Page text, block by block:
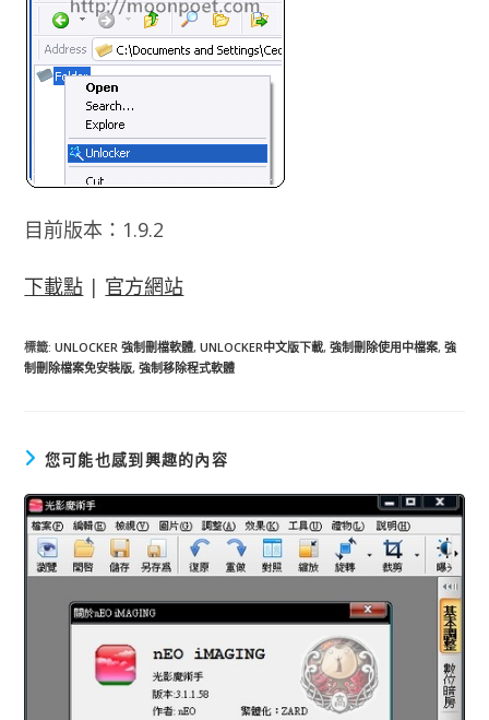
目前版本：1.9.2
下載點 | 官方網站
標籤:UNLOCKER 強制刪檔軟體, UNLOCKER中文版下載, 強制刪除使用中檔案, 強
制刪除檔案免安裝版, 強制移除程式軟體
您可能也感到興趣的內容